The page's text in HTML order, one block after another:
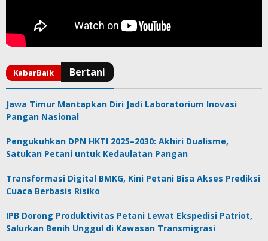
Jawa Timur Mantapkan Diri Jadi Laboratorium Inovasi
Pangan Nasional
Pengukuhkan DPN HKTI 2025–2030: Akhiri Dualisme,
Satukan Petani untuk Kedaulatan Pangan
Transformasi Digital BMKG, Kini Petani Bisa Akses Prediksi
Cuaca Berbasis Risiko
IPB Dorong Produktivitas Petani Lewat Ekspedisi Patriot,
Salurkan Benih Unggul di Kawasan Transmigrasi